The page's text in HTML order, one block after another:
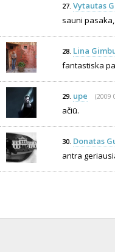
27. Vytautas G
sauni pasaka,
28. Lina
fantastiska
29. upe (2009
ačiū.
30. Donatas
antra